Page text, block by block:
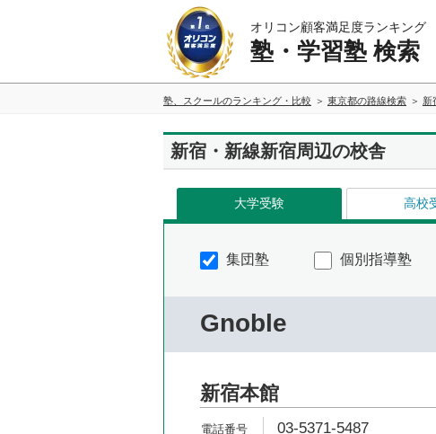
オリコン顧客満足度ランキング
塾・学習塾 検索
塾、スクールのランキング・比較 東京都の路線検索 新
新宿・新線新宿周辺の校舎
大学受験 高校
集団塾 個別指導塾
Gnoble
新宿本館
03-5371-5487